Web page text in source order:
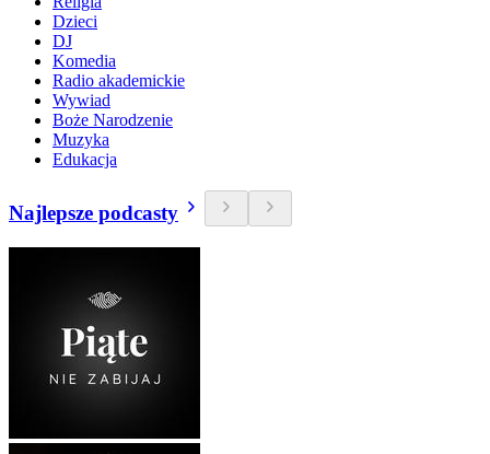
Dzieci
DJ
Komedia
Radio akademickie
Wywiad
Boże Narodzenie
Muzyka
Edukacja
Najlepsze podcasty